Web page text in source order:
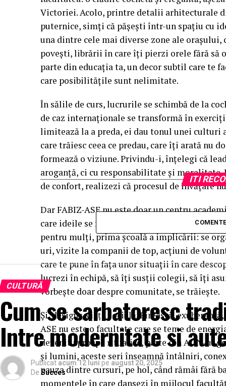
Victoriei. Acolo, printre detalii arhitecturale
puternice, simți că pășești într-un spațiu cu
una dintre cele mai diverse zone ale
povești, librării în care îți pierzi orele fără să
parte din educația ta, un decor subtil care te
care posibilitățile sunt nelimitate.
În sălile de curs, lucrurile se schimbă de la
de caz internaționale se transformă în
limitează la a preda, ei dau tonul unei
care trăiesc ceea ce predau, care îți arată nu
formează o viziune. Privindu-i, înțelegi că
aroganță, ci cu responsabilitate și
de confort, realizezi că procesul de învățare
Dar FABIZ-ASE nu este doar un centru
care ideile se mișcă repede și oamenii încă și
pentru mulți, prima școală a implicării: se
uri, vizite la companii de top, acțiuni de
care te pune în fața unor situații în care
lucrezi în echipă, să îți susții colegii, să îți
vorbește doar despre comunitate, se trăiește.
Și, desigur, viața socială. Firească,
ASE nu este o facultate care se teme de
devenit aproape ritualice, parte din ADN-ul
și lumini, aceste seri înseamnă întâlniri,
pauza dintre cursuri, pe hol, când rămâi fără
momentele în care dansezi în mijlocul
ITI
CULTURĂ
Cum se sarbatoresc
Intre modernitate si
Publicat acum 12 luni pe august 20, 2025
De Succes